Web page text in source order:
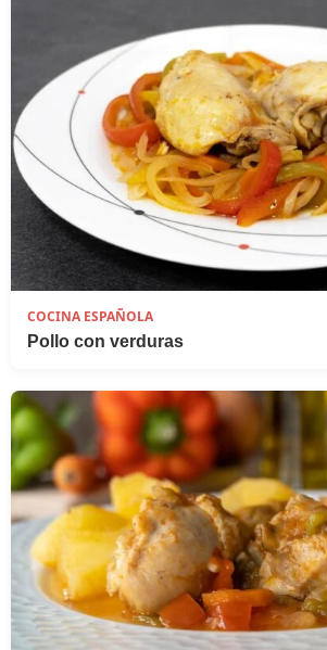
COCINA ESPAÑOLA
Pollo con verduras